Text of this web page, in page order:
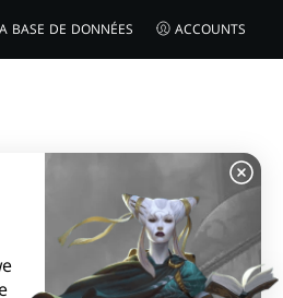
BASE DE DONNÉES ACCOUNTS